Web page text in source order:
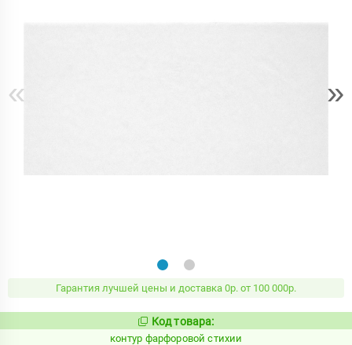
« »
Гарантия лучшей цены и доставка 0р. от 100 000р.
Код:
763973
Код товара:
контур фарфоровой стихии